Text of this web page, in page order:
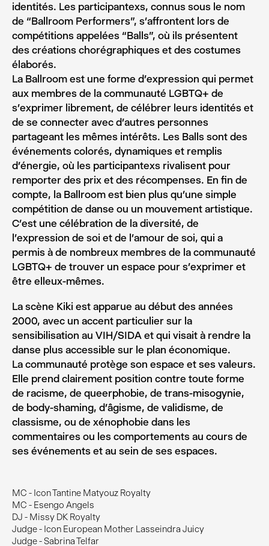
MC - Icon Tantine Matyouz Royalty
MC - Esengo Angels
DJ - Missy DK Royalty
Judge - Icon European Mother Lasseindra Juicy
Judge - Sabrina Telfar
identités. Les participantexs, connus sous le nom
de “Ballroom Performers”, s’affrontent lors de
compétitions appelées “Balls”, où ils présentent
des créations chorégraphiques et des costumes
élaborés.
La Ballroom est une forme d’expression qui permet
aux membres de la communauté LGBTQ+ de
s’exprimer librement, de célébrer leurs identités et
de se connecter avec d’autres personnes
partageant les mêmes intérêts. Les Balls sont des
événements colorés, dynamiques et remplis
d’énergie, où les participantexs rivalisent pour
remporter des prix et des récompenses. En fin de
compte, la Ballroom est bien plus qu’une simple
compétition de danse ou un mouvement artistique.
C’est une célébration de la diversité, de
l’expression de soi et de l’amour de soi, qui a
permis à de nombreux membres de la communauté
LGBTQ+ de trouver un espace pour s’exprimer et
être elleux-mêmes.
La scène Kiki est apparue au début des années
2000, avec un accent particulier sur la
sensibilisation au VIH/SIDA et qui visait à rendre la
danse plus accessible sur le plan économique.
La communauté protège son espace et ses valeurs.
Elle prend clairement position contre toute forme
de racisme, de queerphobie, de trans-misogynie,
de body-shaming, d’âgisme, de validisme, de
classisme, ou de xénophobie dans les
commentaires ou les comportements au cours de
ses événements et au sein de ses espaces.